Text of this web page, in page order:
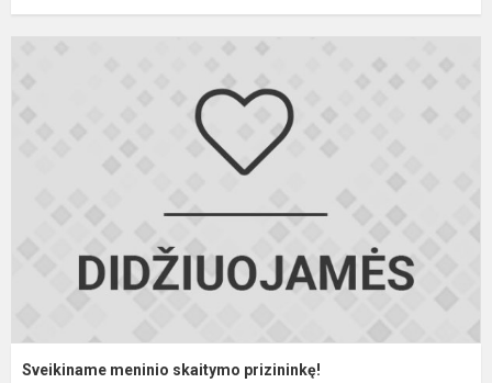
Sveikiname meninio skaitymo prizininkę!